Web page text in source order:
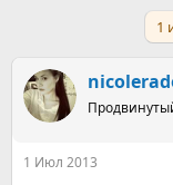
т
е
а
ч
1
1 Июл 2013